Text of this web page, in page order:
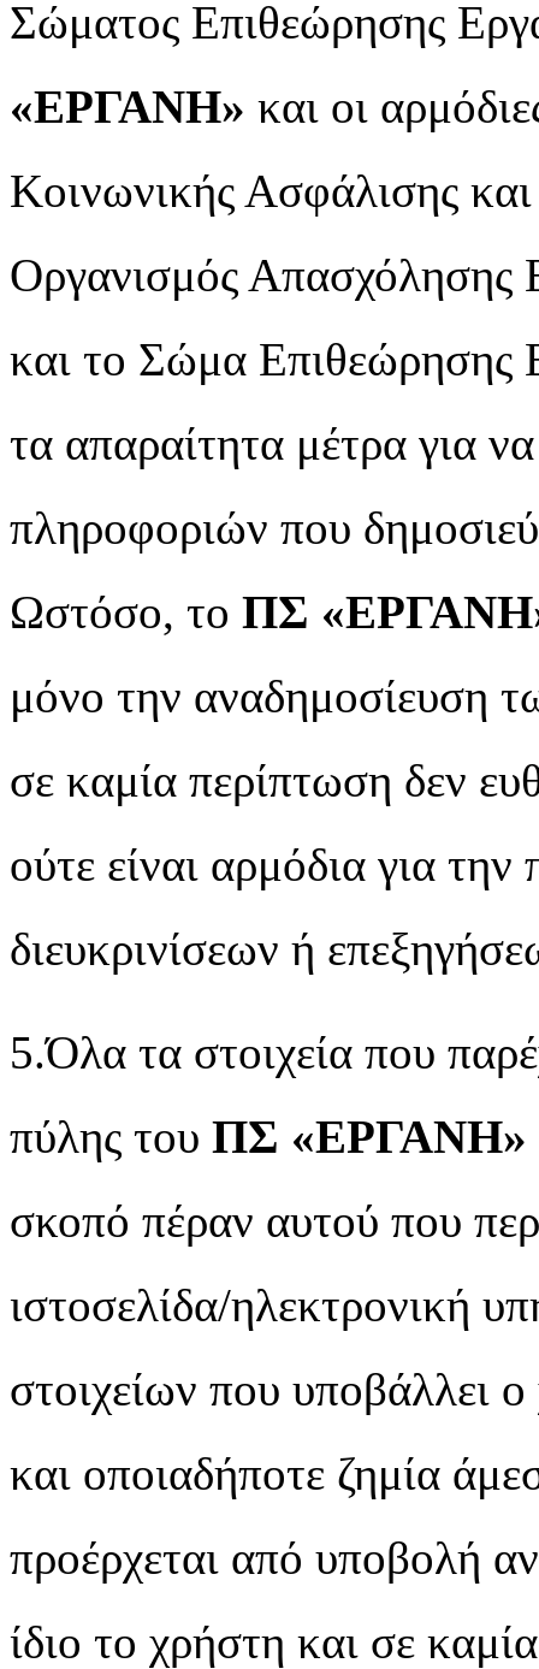
Σώματος Επιθεώρησης
«ΕΡΓΑΝΗ» και οι
Κοινωνικής Ασφάλισης
Οργανισμός
και το Σώμα
τα απαραίτητα μέτρα για
πληροφοριών που
Ωστόσο, το ΠΣ «
μόνο την αναδημοσίευση
σε καμία περίπτωση δεν
ούτε είναι αρμόδια για
διευκρινίσεων ή
5.Όλα τα στοιχεία που
πύλης του ΠΣ «ΕΡΓΑΝΗ»
σκοπό πέραν αυτού που
ιστοσελίδα/ηλεκτρονική
στοιχείων που υποβάλλει
και οποιαδήποτε ζημία
προέρχεται από υποβολή
ίδιο το χρήστη και σε